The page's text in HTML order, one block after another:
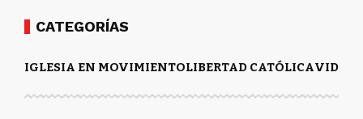
CATEGORÍAS
IGLESIA EN MOVIMIENTOLIBERTAD CATÓLICAVIDA